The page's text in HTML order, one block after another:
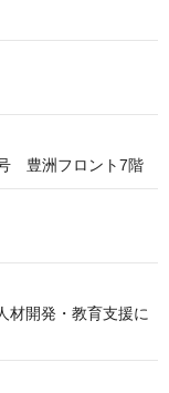
　豊洲フロント7階
材開発・教育支援に